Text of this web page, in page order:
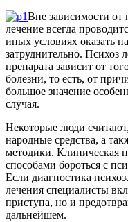
Вне зависимости от
лечение всегда
иных условиях оказать
затруднительно. Психоз
препарата зависит от
болезни, то есть, от
большое значение
случая.
Некоторые люди
народные средства, а
методики. Клиническая
способами бороться с
Если диагностика
лечения специалисты
приступа, но и
дальнейшем.